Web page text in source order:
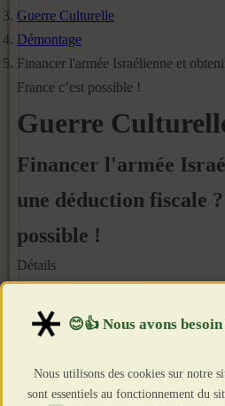
Guerre Culturelle
Démontage
Financer l'armée Israélienne et
France c’est possible !
Guerre
Financer l'armée
une déduction fiscale
possible !
Détails
Catégorie :Démontage
Publié le : 5 Mai 2026
Création : 5 Mai 2026
Nous utilisons des cookies sur notre
sont essentiels au fonctionnement du